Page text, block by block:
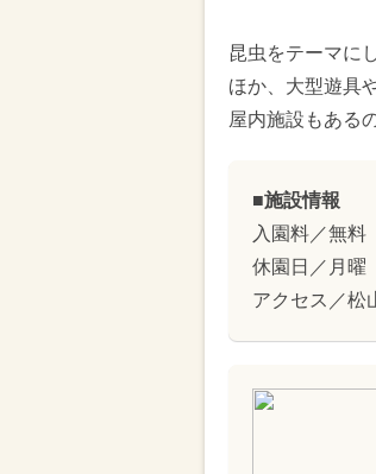
昆虫をテーマに
ほか、大型遊具
屋内施設もある
■施設情報
入園料／無料
休園日／月曜
アクセス／松